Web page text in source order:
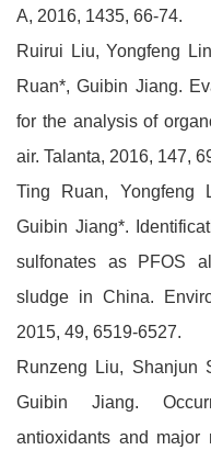
A, 2016, 1435, 66-74.
Ruirui Liu, Yongfeng
Ruan*, Guibin Jiang.
for the analysis of
air. Talanta, 2016, 147,
Ting Ruan, Yongfeng
Guibin Jiang*.
sulfonates as PFOS
sludge in China.
2015, 49, 6519-6527.
Runzeng Liu, Shanjun
Guibin Jiang.
antioxidants and major